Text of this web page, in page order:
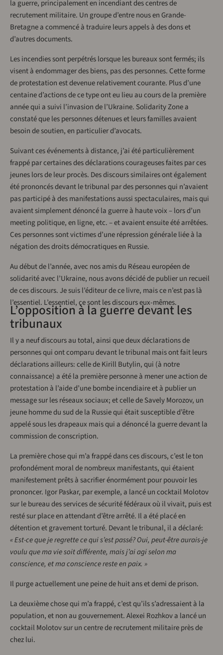
la guerre, principalement en incendiant des centres de
recrutement militaire. Un groupe d’entre nous en Grande-
Bretagne a commencé à traduire leurs appels à des dons et
d’autres documents.
Les incendies sont perpétrés lorsque les bureaux sont fermés; ils
visent à endommager des biens, pas des personnes. Cette forme
de protestation est devenue relativement courante. Plus d’une
centaine d’actions de ce type ont eu lieu au cours de la première
année qui a suivi l’invasion de l’Ukraine. Solidarity Zone a
constaté que les personnes détenues et leurs familles avaient
besoin de soutien, en particulier d’avocats.
Suivant ces événements à distance, j’ai été particulièrement
frappé par certaines des déclarations courageuses faites par ces
jeunes lors de leur procès. Des discours similaires ont également
été prononcés devant le tribunal par des personnes qui n’avaient
pas participé à des manifestations aussi spectaculaires, mais qui
avaient simplement dénoncé la guerre à haute voix – lors d’un
meeting politique, en ligne, etc. – et avaient ensuite été arrêtées.
Ces personnes sont victimes d’une répression générale liée à la
négation des droits démocratiques en Russie.
Au début de l’année, avec nos amis du Réseau européen de
solidarité avec l’Ukraine, nous avons décidé de publier un recueil
de ces discours. Je suis l’éditeur de ce livre, mais ce n’est pas là
l’essentiel. L’essentiel, ce sont les discours eux-mêmes.
L’opposition à la guerre devant les
tribunaux
Il y a neuf discours au total, ainsi que deux déclarations de
personnes qui ont comparu devant le tribunal mais ont fait leurs
déclarations ailleurs: celle de Kirill Butylin, qui (à notre
connaissance) a été la première personne à mener une action de
protestation à l’aide d’une bombe incendiaire et à publier un
message sur les réseaux sociaux; et celle de Savely Morozov, un
jeune homme du sud de la Russie qui était susceptible d’être
appelé sous les drapeaux mais qui a dénoncé la guerre devant la
commission de conscription.
La première chose qui m’a frappé dans ces discours, c’est le ton
profondément moral de nombreux manifestants, qui étaient
manifestement prêts à sacrifier énormément pour pouvoir les
prononcer. Igor Paskar, par exemple, a lancé un cocktail Molotov
sur le bureau des services de sécurité fédéraux où il vivait, puis est
resté sur place en attendant d’être arrêté. Il a été placé en
détention et gravement torturé. Devant le tribunal, il a déclaré:
« Est-ce que je regrette ce qui s’est passé? Oui, peut-être aurais-je
voulu que ma vie soit différente, mais j’ai agi selon ma
conscience, et ma conscience reste en paix. »
Il purge actuellement une peine de huit ans et demi de prison.
La deuxième chose qui m’a frappé, c’est qu’ils s’adressaient à la
population, et non au gouvernement. Alexei Rozhkov a lancé un
cocktail Molotov sur un centre de recrutement militaire près de
chez lui.